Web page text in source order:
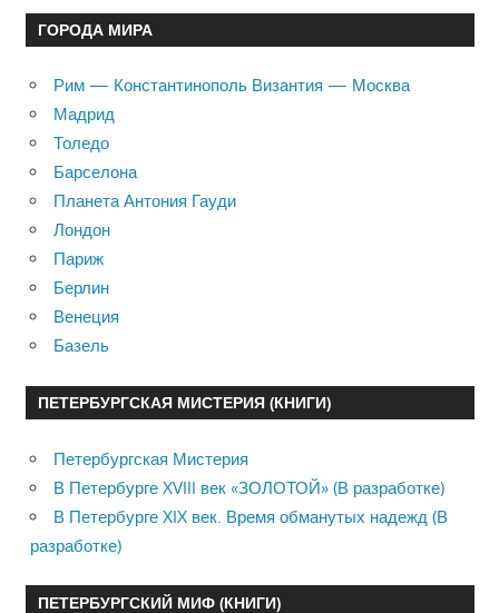
ГОРОДА МИРА
Рим — Константинополь Византия — Москва
Мадрид
Толедо
Барселона
Планета Антония Гауди
Лондон
Париж
Берлин
Венеция
Базель
ПЕТЕРБУРГСКАЯ МИСТЕРИЯ (КНИГИ)
Петербургская Мистерия
В Петербурге XVIII век «ЗОЛОТОЙ» (В разработке)
В Петербурге XIX век. Время обманутых надежд (В
разработке)
ПЕТЕРБУРГСКИЙ МИФ (КНИГИ)